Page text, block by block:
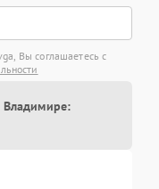
Вы соглашаетесь с
Владимире: